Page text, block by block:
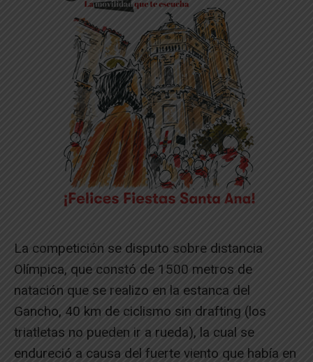
La competición se disputo sobre distancia
Olímpica, que constó de 1500 metros de
natación que se realizo en la estanca del
Gancho, 40 km de ciclismo sin drafting (los
triatletas no pueden ir a rueda), la cual se
endureció a causa del fuerte viento que había en